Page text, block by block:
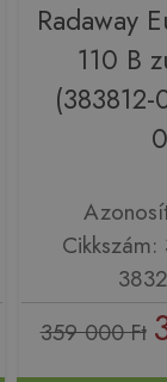
Radaway
110 B
(383812-
359 000 Ft